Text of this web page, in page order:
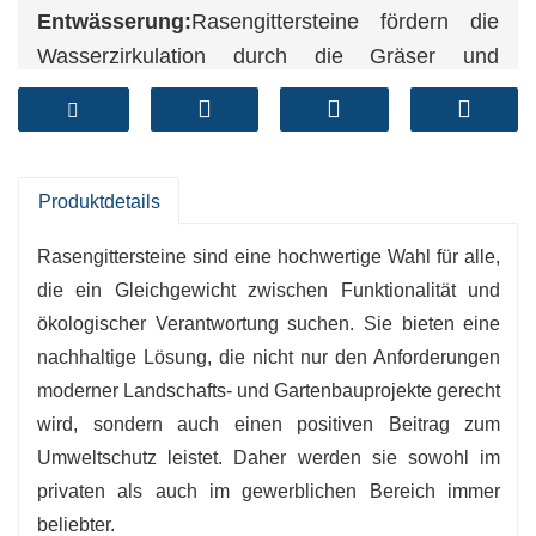
Entwässerung:Rasengittersteine ​​fördern die
Wasserzirkulation durch die Gräser und
reduzieren den Abfluss.
Langlebig und umweltfreundlich: Es besteht
Belastungen durch Autos stand.
stark frequentierten Bereichen lässt sich
scheinbar ein Kräutergarten pflegen.
Einfache Installation:Durch die
Steckverbindungen ist der Aufbau schnell und
flexibel.
Unterstützt nachhaltige
verbessert die Luftqualität und fördert die
Produktdetails
Rasengittersteine ​​sind eine hochwertige Wahl für alle,
die ein Gleichgewicht zwischen Funktionalität und
ökologischer Verantwortung suchen. Sie bieten eine
nachhaltige Lösung, die nicht nur den Anforderungen
moderner Landschafts- und Gartenbauprojekte gerecht
wird, sondern auch einen positiven Beitrag zum
Umweltschutz leistet. Daher werden sie sowohl im
privaten als auch im gewerblichen Bereich immer
beliebter.